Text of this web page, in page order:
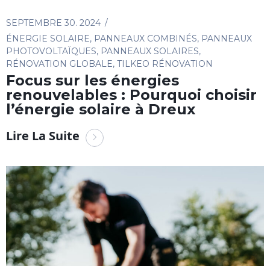
SEPTEMBRE 30. 2024
ÉNERGIE SOLAIRE, PANNEAUX COMBINÉS, PANNEAUX
PHOTOVOLTAÏQUES, PANNEAUX SOLAIRES,
RÉNOVATION GLOBALE, TILKEO RÉNOVATION
Focus sur les énergies
renouvelables : Pourquoi choisir
l’énergie solaire à Dreux
Lire La Suite